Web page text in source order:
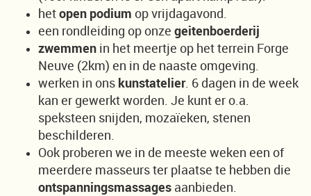
hetopen podium op vrijdagavond.
een rondleiding op onze geitenboerderij
zwemmen in het meertje op het terrein Forge
Neuve (2km) en in de naaste omgeving.
werken in ons kunstatelier. 6 dagen in de week
kan er gewerkt worden. Je kunt er o.a.
speksteen snijden, mozaïeken, stenen
beschilderen.
Ook proberen we in de meeste weken een of
meerdere masseurs ter plaatse te hebben die
ontspanningsmassages aanbieden.